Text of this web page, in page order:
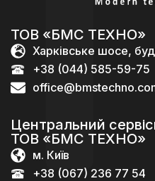
ТОВ «БМС ТЕХНО»
Харківське шосе,
+38 (044) 585-59-75
Центральний
ТОВ «БМС ТЕХНО»
м. Київ
+38 (067) 236 77 54